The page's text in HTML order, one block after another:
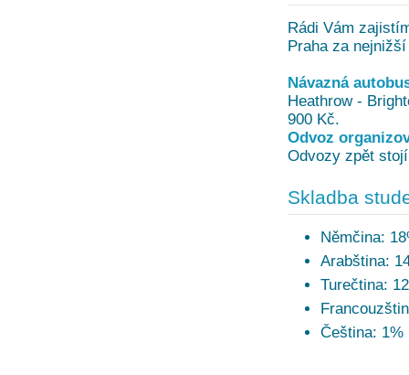
Rádi Vám
Praha za
Návazná
Heathrow -
900 Kč.
Odvoz
Odvozy zpět
Skladba
Němčina:
Arabština:
Turečtina:
Čeština: 1%